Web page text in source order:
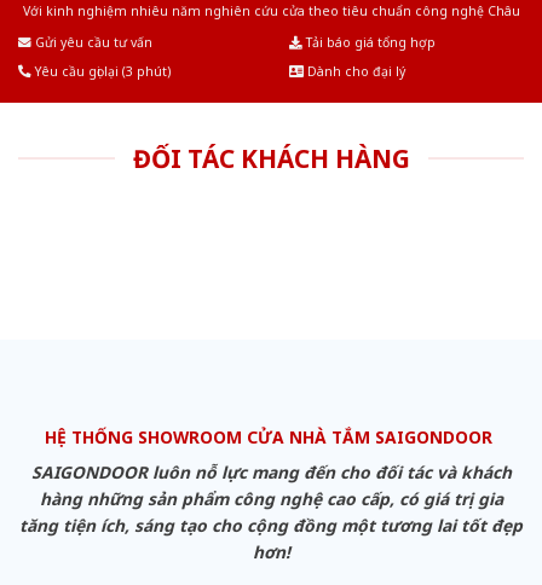
Với kinh nghiệm nhiêu năm nghiên cứu cửa theo tiêu chuẩn công nghệ Châu
Gửi yêu cầu tư vấn
Tải báo giá tổng hợp
Yêu cầu gọi lại (3 phút)
Dành cho đại lý
ĐỐI TÁC KHÁCH HÀNG
HỆ THỐNG SHOWROOM CỬA NHÀ TẮM SAIGONDOOR
SAIGONDOOR luôn nỗ lực mang đến cho đối tác và khách
hàng những sản phẩm công nghệ cao cấp, có giá trị gia
tăng tiện ích, sáng tạo cho cộng đồng một tương lai tốt đẹp
hơn!